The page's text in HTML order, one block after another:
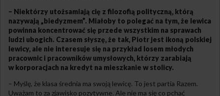
– Niektórzy utożsamiają cię z filozofią polityczną, którą
nazywają „biedyzmem”. Miałoby to polegać na tym, że lewica
powinna koncentrować się przede wszystkim na sprawach
ludzi ubogich. Czasem słyszę, że tak, Piotr jest ikoną polskiej
lewicy, ale nie interesuje się na przykład losem młodych
pracownic i pracowników umysłowych, którzy zarabiają
w korporacjach na kredyt na mieszkanie w stolicy.
– Myślę, że klasa średnia ma swoją lewicę. To jest partia Razem.
Uważam to za zjawisko pozytywne. Ale nie ma się co pchać